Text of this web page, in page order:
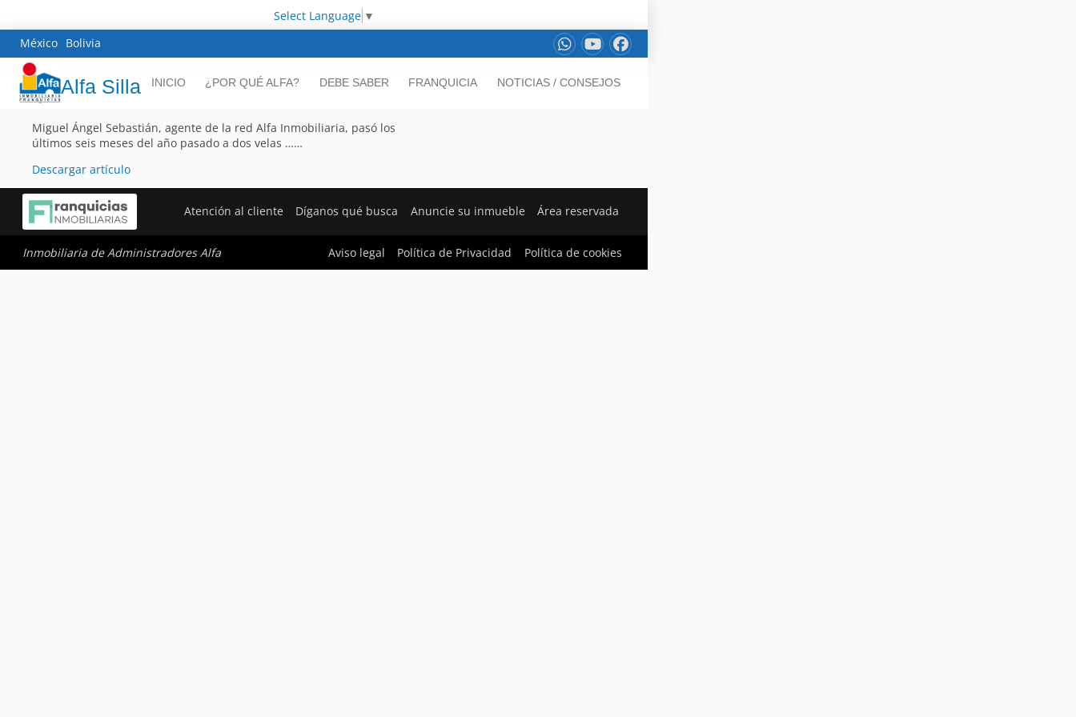
Select Language ▼
México Bolivia
Alfa Silla INICIO ¿POR QUÉ ALFA? DEBE SABER FRANQUICIA NOTICIAS / CONSEJOS
Miguel Ángel Sebastián, agente de la red Alfa Inmobiliaria, pasó los
últimos seis meses del año pasado a dos velas ……
Descargar artículo
Atención al cliente Díganos qué busca Anuncie su inmueble Área reservada
Inmobiliaria de Administradores Alfa Aviso legal Política de Privacidad Política de cookies